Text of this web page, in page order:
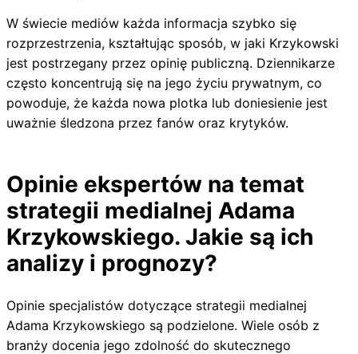
W świecie mediów każda informacja szybko się
rozprzestrzenia, kształtując sposób, w jaki Krzykowski
jest postrzegany przez opinię publiczną. Dziennikarze
często koncentrują się na jego życiu prywatnym, co
powoduje, że każda nowa plotka lub doniesienie jest
uważnie śledzona przez fanów oraz krytyków.
Opinie ekspertów na temat
strategii medialnej Adama
Krzykowskiego. Jakie są ich
analizy i prognozy?
Opinie specjalistów dotyczące strategii medialnej
Adama Krzykowskiego są podzielone. Wiele osób z
branży docenia jego zdolność do skutecznego